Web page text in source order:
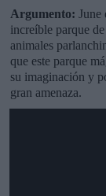
Argumento: June
increíble parque
animales
que este parque
su imaginación y
gran amenaza.